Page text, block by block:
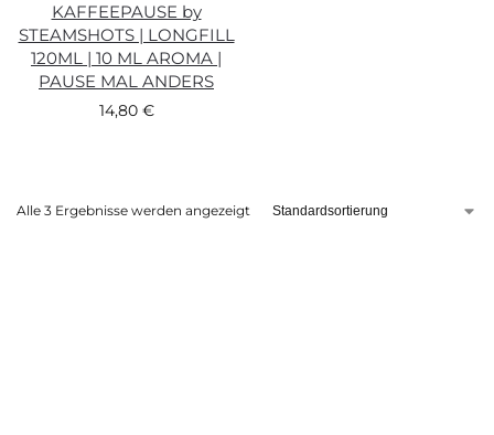
KAFFEEPAUSE by
STEAMSHOTS | LONGFILL
120ML | 10 ML AROMA |
PAUSE MAL ANDERS
14,80 €
Alle 3 Ergebnisse werden angezeigt